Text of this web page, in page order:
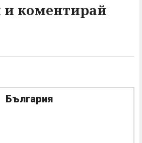
и коментирай
България